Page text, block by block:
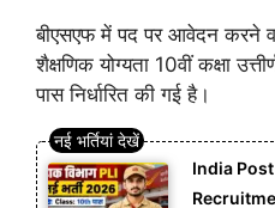
बीएसएफ में पद पर आवेदन करने
शैक्षणिक योग्यता 10वीं कक्षा
पास निर्धारित की गई है।
India